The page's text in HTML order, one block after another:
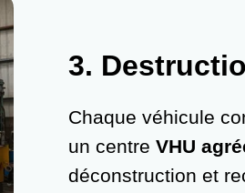
3.
Chaque véhicule
un centre VHU
déconstruction et